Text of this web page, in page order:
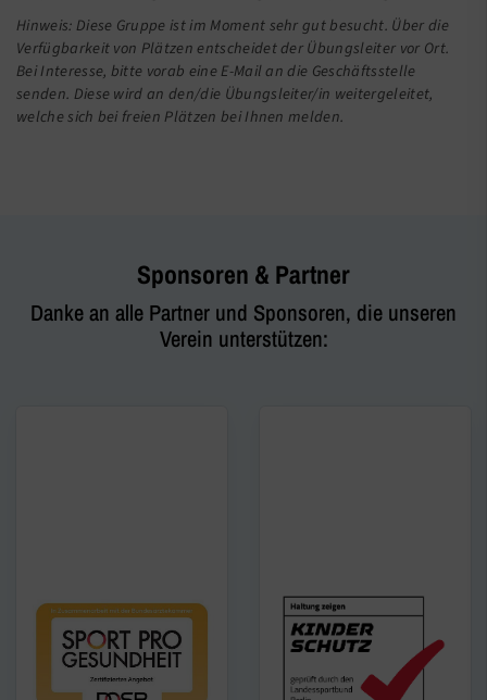
Hinweis: Diese Gruppe ist im Moment sehr gut besucht. Über die
Verfügbarkeit von Plätzen entscheidet der Übungsleiter vor Ort.
Bei Interesse, bitte vorab eine E-Mail an die Geschäftsstelle
senden. Diese wird an den/die Übungsleiter/in weitergeleitet,
welche sich bei freien Plätzen bei Ihnen melden.
Sponsoren & Partner
Danke an alle Partner und Sponsoren, die unseren
Verein unterstützen: